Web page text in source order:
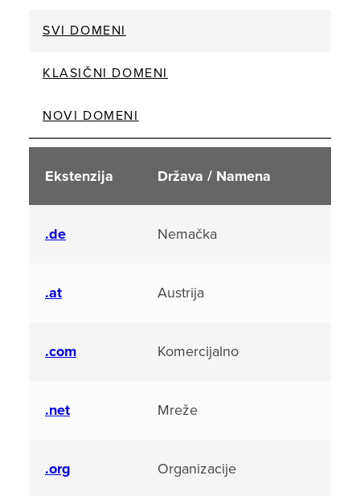
SVI DOMENI
KLASIČNI DOMENI
NOVI DOMENI
Ekstenzija Država / Namena
.de Nemačka
.at Austrija
.com Komercijalno
.net Mreže
.org Organizacije